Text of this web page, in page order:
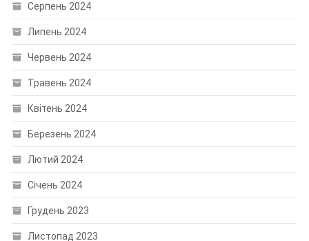
Серпень 2024
Липень 2024
Червень 2024
Травень 2024
Квітень 2024
Березень 2024
Лютий 2024
Січень 2024
Грудень 2023
Листопад 2023